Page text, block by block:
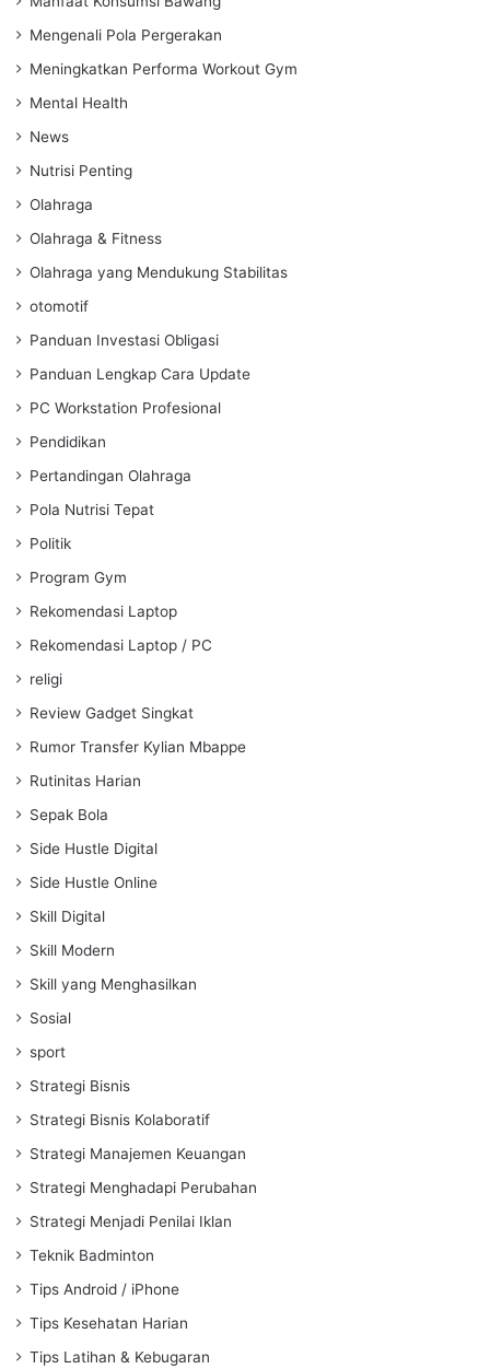
Mengenali Pola Pergerakan
Meningkatkan Performa Workout Gym
Mental Health
News
Nutrisi Penting
Olahraga
Olahraga & Fitness
Olahraga yang Mendukung Stabilitas
otomotif
Panduan Investasi Obligasi
Panduan Lengkap Cara Update
PC Workstation Profesional
Pendidikan
Pertandingan Olahraga
Pola Nutrisi Tepat
Politik
Program Gym
Rekomendasi Laptop
Rekomendasi Laptop / PC
religi
Review Gadget Singkat
Rumor Transfer Kylian Mbappe
Rutinitas Harian
Sepak Bola
Side Hustle Digital
Side Hustle Online
Skill Digital
Skill Modern
Skill yang Menghasilkan
Sosial
sport
Strategi Bisnis
Strategi Bisnis Kolaboratif
Strategi Manajemen Keuangan
Strategi Menghadapi Perubahan
Strategi Menjadi Penilai Iklan
Teknik Badminton
Tips Android / iPhone
Tips Kesehatan Harian
Tips Latihan & Kebugaran